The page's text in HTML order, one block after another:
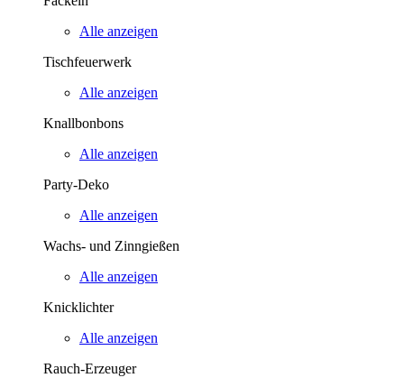
Alle anzeigen
Tischfeuerwerk
Alle anzeigen
Knallbonbons
Alle anzeigen
Party-Deko
Alle anzeigen
Wachs- und Zinngießen
Alle anzeigen
Knicklichter
Alle anzeigen
Rauch-Erzeuger